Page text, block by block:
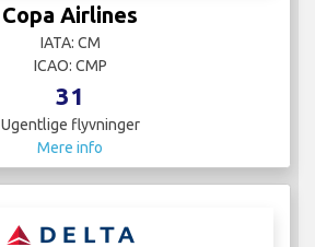
Copa Airlines
IATA: CM
ICAO: CMP
31
Ugentlige flyvninger
Mere info